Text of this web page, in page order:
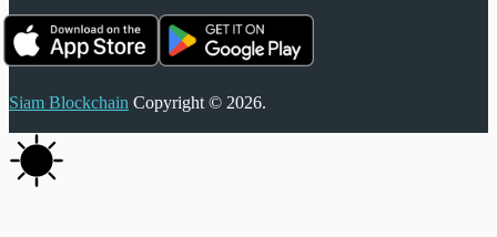
Siam Blockchain Copyright © 2026.